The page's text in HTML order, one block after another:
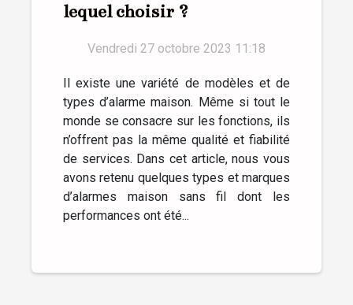
lequel choisir ?
Vendredi 27 octobre 2023 11:18
Il existe une variété de modèles et de
types d’alarme maison. Même si tout le
monde se consacre sur les fonctions, ils
n’offrent pas la même qualité et fiabilité
de services. Dans cet article, nous vous
avons retenu quelques types et marques
d’alarmes maison sans fil dont les
performances ont été...